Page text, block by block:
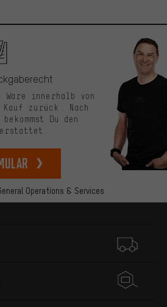
Operations & Services
Ware innerhalb von
Kauf zurück. Nach
Du den